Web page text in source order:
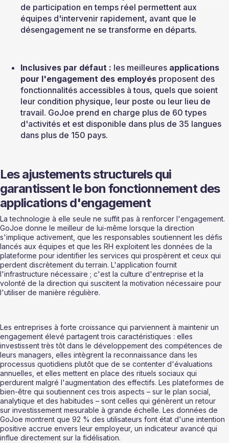
de participation en temps réel permettent aux
équipes d'intervenir rapidement, avant que le
désengagement ne se transforme en départs.
Inclusives par défaut : les meilleures applications
pour l'engagement des employés proposent des
fonctionnalités accessibles à tous, quels que soient
leur condition physique, leur poste ou leur lieu de
travail. GoJoe prend en charge plus de 60 types
d'activités et est disponible dans plus de 35 langues
dans plus de 150 pays.
Les ajustements structurels qui
garantissent le bon fonctionnement des
applications d'engagement
La technologie à elle seule ne suffit pas à renforcer l'engagement.
GoJoe donne le meilleur de lui-même lorsque la direction
s'implique activement, que les responsables soutiennent les défis
lancés aux équipes et que les RH exploitent les données de la
plateforme pour identifier les services qui prospèrent et ceux qui
perdent discrètement du terrain. L'application fournit
l'infrastructure nécessaire ; c'est la culture d'entreprise et la
volonté de la direction qui suscitent la motivation nécessaire pour
l'utiliser de manière régulière.
Les entreprises à forte croissance qui parviennent à maintenir un
engagement élevé partagent trois caractéristiques : elles
investissent très tôt dans le développement des compétences de
leurs managers, elles intègrent la reconnaissance dans les
processus quotidiens plutôt que de se contenter d'évaluations
annuelles, et elles mettent en place des rituels sociaux qui
perdurent malgré l'augmentation des effectifs. Les plateformes de
bien-être qui soutiennent ces trois aspects – sur le plan social,
analytique et des habitudes – sont celles qui génèrent un retour
sur investissement mesurable à grande échelle. Les données de
GoJoe montrent que 92 % des utilisateurs font état d'une intention
positive accrue envers leur employeur, un indicateur avancé qui
influe directement sur la fidélisation.